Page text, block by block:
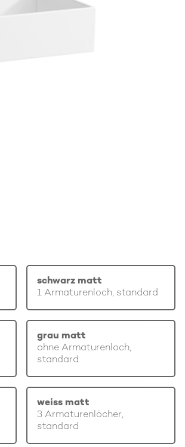
schwarz matt
1 Armaturenloch, standard
grau matt
ohne Armaturenloch,
standard
weiss matt
3 Armaturenlöcher,
standard